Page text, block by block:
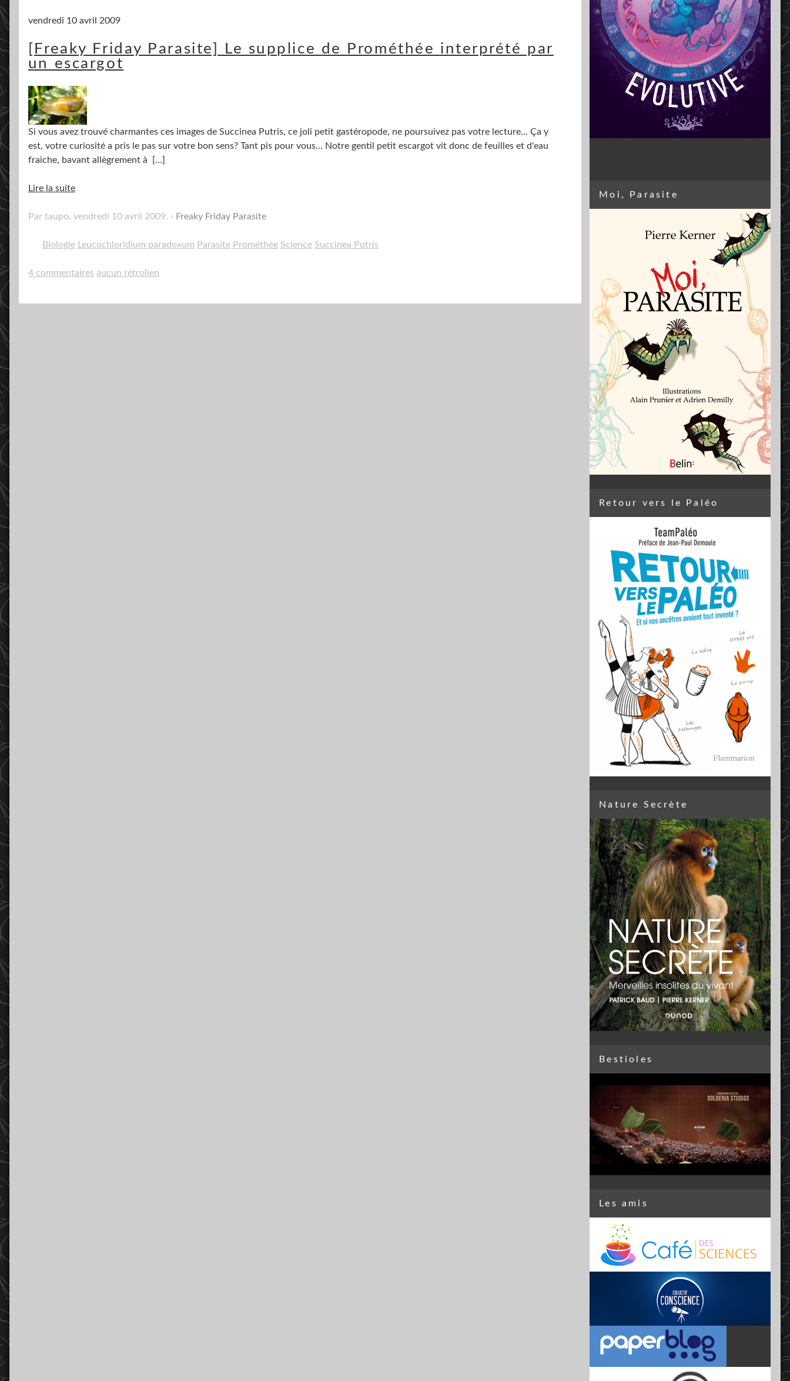
vendredi 10 avril 2009
[Freaky Friday Parasite] Le supplice de Prométhée interprété par
un escargot
Si vous avez trouvé charmantes ces images de Succinea Putris, ce joli petit gastéropode, ne poursuivez pas votre lecture... Ça y
est, votre curiosité a pris le pas sur votre bon sens? Tant pis pour vous... Notre gentil petit escargot vit donc de feuilles et d'eau
fraiche, bavant allègrement à
[…]
Lire la suite
Par taupo, vendredi 10 avril 2009. Freaky Friday Parasite
Biologie Leucochloridium paradoxum Parasite Prométhée Science Succinea Putris
4 commentaires aucun rétrolien
Moi, Parasite
Retour vers le Paléo
Nature Secrète
Bestioles
Les amis